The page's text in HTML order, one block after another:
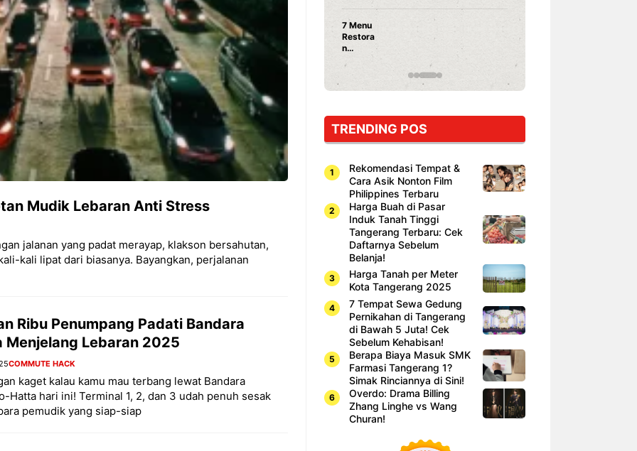
Mudik Lebaran Anti Stress
jalanan yang padat merayap, klakson bersahutan,
kali lipat dari biasanya. Bayangkan, perjalanan
Ribu Penumpang Padati Bandara
Menjelang Lebaran 2025
COMMUTE HACK
kaget kalau kamu mau terbang lewat Bandara
Hatta hari ini! Terminal 1, 2, dan 3 udah penuh sesak
pemudik yang siap-siap
Dari Iseng Jadi Cuan: Kisah
TUM_ATUL yang Ubah
Hampers Jadi Bisnis Kece
Restora
Jepang
Dicoba,
Bukan
Cuma
Sushi!
Prasetyo Buka Restoran
TRENDING POS
Rekomendasi Tempat &
Cara Asik Nonton Film
Philippines Terbaru
Harga Buah di Pasar
Induk Tanah Tinggi
Tangerang Terbaru: Cek
Daftarnya Sebelum
Belanja!
Harga Tanah per Meter
Kota Tangerang 2025
7 Tempat Sewa Gedung
Pernikahan di Tangerang
di Bawah 5 Juta! Cek
Sebelum Kehabisan!
Berapa Biaya Masuk SMK
Farmasi Tangerang 1?
Simak Rinciannya di Sini!
Overdo: Drama Billing
Zhang Linghe vs Wang
Churan!